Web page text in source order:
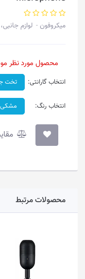
میکروفون لوازم
محصول مورد نظر
انتخاب گارانتی: تخت
انتخاب رنگ: مشکی
محصولات مرتبط